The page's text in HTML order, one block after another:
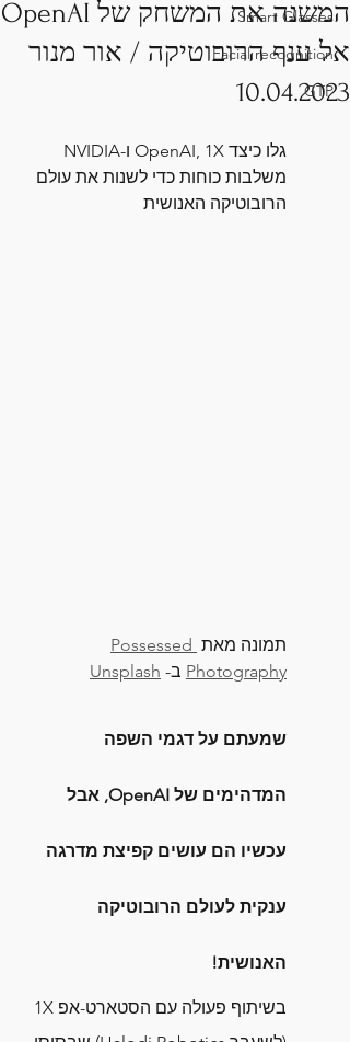
Smart Glasses
Facial recognition
GTP
המשנה את המשחק של OpenAI
אל ענף הרובוטיקה / אור מנור
10.04.2023
משלבות כוחות כדי לשנות את עולם
הרובוטיקה האנושית
תמונה מאת Possessed
Photography ב- Unsplash
שמעתם על דגמי השפה
המדהימים של OpenAI, אבל
עכשיו הם עושים קפיצת מדרגה
ענקית לעולם הרובוטיקה
האנושית!